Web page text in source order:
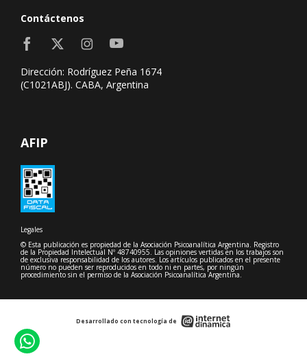
Contáctenos
Dirección: Rodríguez Peña 1674
(C1021ABJ). CABA, Argentina
AFIP
Legales
© Esta publicación es propiedad de la Asociación Psicoanalítica Argentina. Registro
de la Propiedad Intelectual Nº 48740955. Las opiniones vertidas en los trabajos son
de exclusiva responsabilidad de los autores. Los artículos publicados en el presente
número no pueden ser reproducidos en todo ni en partes, por ningún
procedimiento sin el permiso de la Asociación Psicoanalítica Argentina.